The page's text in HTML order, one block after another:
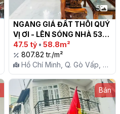
5
NGANG GIÁ ĐẤT THÔI QUÝ
VỊ ƠI - LÊN SÓNG NHÀ 53M
ĐÚC 1 LẦU KHU PHÂN LÔ
GẦN TRƯỜNG TÂN SƠN
47.5 tỷ • 58.8m²
807.82 tr./m²
Hồ Chí Minh, Q. Gò Vấp, P.
12
Bán